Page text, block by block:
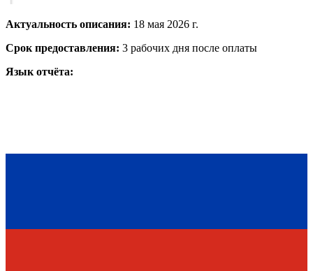
Актуальность описания: 18 мая 2026 г.
Срок предоставления: 3 рабочих дня после оплаты
Язык отчёта: